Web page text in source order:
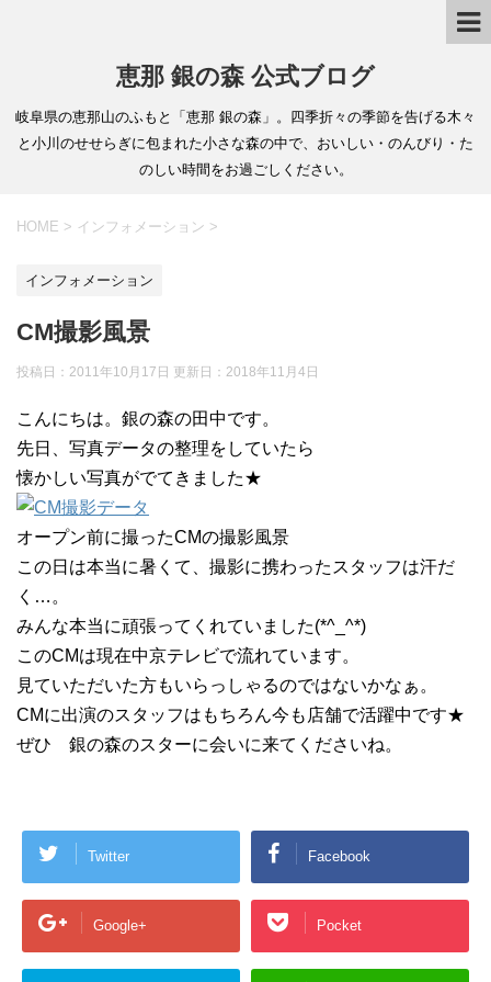
恵那 銀の森 公式ブログ
岐阜県の恵那山のふもと「恵那 銀の森」。四季折々の季節を告げる木々
と小川のせせらぎに包まれた小さな森の中で、おいしい・のんびり・た
のしい時間をお過ごしください。
HOME > インフォメーション >
インフォメーション
CM撮影風景
投稿日：2011年10月17日 更新日： 2018年11月4日
こんにちは。銀の森の田中です。
先日、写真データの整理をしていたら
懐かしい写真がでてきました★
オープン前に撮ったCMの撮影風景
この日は本当に暑くて、撮影に携わったスタッフは汗だ
く…。
みんな本当に頑張ってくれていました(*^_^*)
このCMは現在中京テレビで流れています。
見ていただいた方もいらっしゃるのではないかなぁ。
CMに出演のスタッフはもちろん今も店舗で活躍中です★
ぜひ 銀の森のスターに会いに来てくださいね。
Twitter Facebook
Google+ Pocket